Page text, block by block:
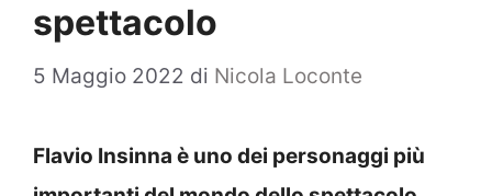
spettacolo
5 Maggio 2022 di Nicola Loconte
Flavio Insinna è uno dei personaggi più